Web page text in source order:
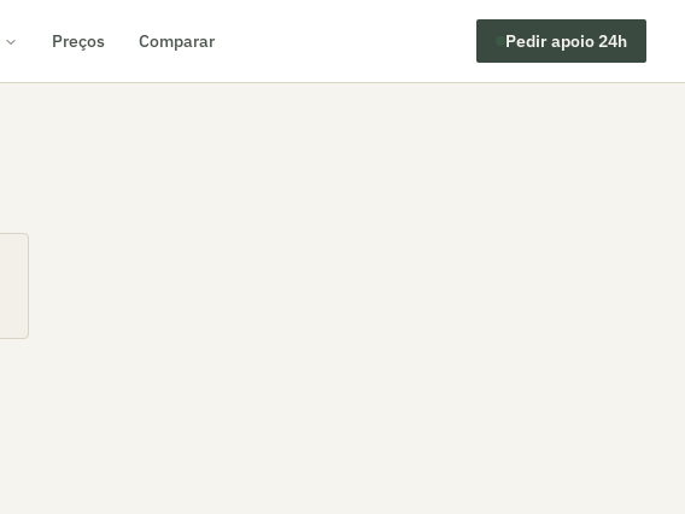
Preços Comparar Pedir apoio 24h